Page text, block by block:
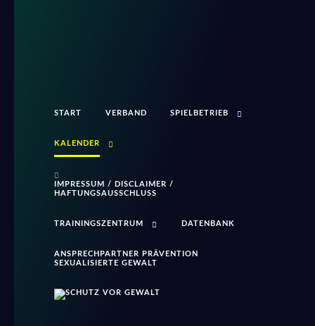
START VERBAND SPIELBETRIEB
KALENDER
IMPRESSUM / DISCLAIMER /
HAFTUNGSAUSSCHLUSS
TRAININGSZENTRUM DATENBANK
ANSPRECHPARTNER PRÄVENTION
SEXUALISIERTE GEWALT